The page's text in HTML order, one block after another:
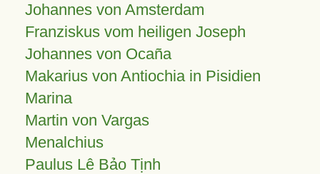
Johannes von Amsterdam
Franziskus vom heiligen Joseph
Johannes von Ocaña
Makarius von Antiochia in Pisidien
Marina
Martin von Vargas
Menalchius
Paulus Lê Bảo Tịnh